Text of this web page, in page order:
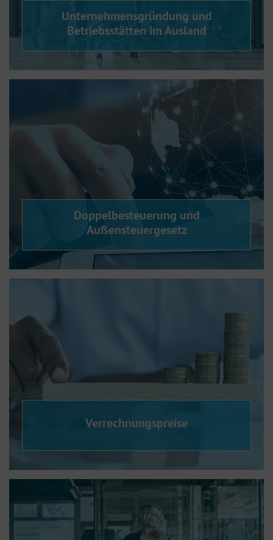
Unternehmensgründung und
Betriebsstätten im Ausland
Doppelbesteuerung und
Außensteuergesetz
Verrechnungspreise